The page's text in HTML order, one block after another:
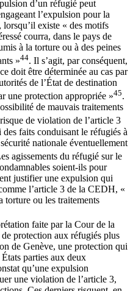
d’un réfugié peut
l’expulsion pour la
existe « des motifs
courra, dans le pays de
à la torture ou à des peines
»44. Il s’agit, par conséquent,
doit être déterminée au cas par
de l’État de destination
une protection appropriée »45.
de mauvais traitements
de violation de l’article 3
faits conduisant le réfugiés à
nationale éventuellement
agissements du réfugié sur le
soient-ils pour
justifier une expulsion qui
l’article 3 de la CEDH, «
torture ou les traitements
faite par la Cour de la
protection aux réfugiés plus
de Genève, une protection qui
États parties aux deux
qu’une expulsion
une violation de l’article 3,